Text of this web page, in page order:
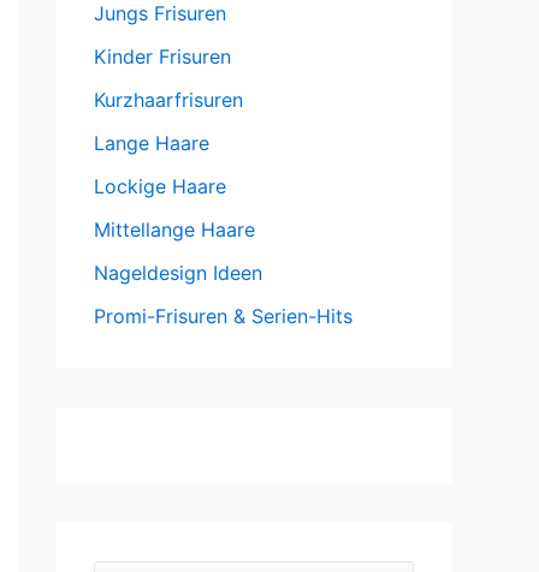
Jungs Frisuren
Kinder Frisuren
Kurzhaarfrisuren
Lange Haare
Lockige Haare
Mittellange Haare
Nageldesign Ideen
Promi-Frisuren & Serien-Hits